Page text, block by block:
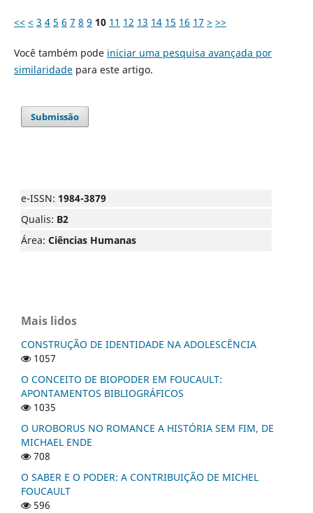
<< < 3 4 5 6 7 8 9 10 11 12 13 14 15 16 17 > >>
Você também pode iniciar uma pesquisa avançada por
similaridadepara este artigo.
Submissão
e-ISSN: 1984-3879
Qualis: B2
Área: Ciências Humanas
Mais lidos
CONSTRUÇÃO DE IDENTIDADE NA ADOLESCÊNCIA
1057
O CONCEITO DE BIOPODER EM FOUCAULT:
APONTAMENTOS BIBLIOGRÁFICOS
1035
O UROBORUS NO ROMANCE A HISTÓRIA SEM FIM, DE
MICHAEL ENDE
708
O SABER E O PODER: A CONTRIBUIÇÃO DE MICHEL
FOUCAULT
596